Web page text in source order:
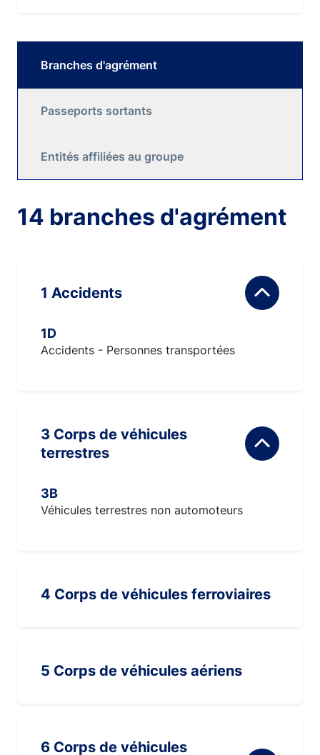
Branches d'agrément
Passeports sortants
Entités affiliées au groupe
14 branches d'agrément
1 Accidents
1D
Accidents - Personnes transportées
3 Corps de véhicules
terrestres
3B
Véhicules terrestres non automoteurs
4 Corps de véhicules ferroviaires
5 Corps de véhicules aériens
6 Corps de véhicules